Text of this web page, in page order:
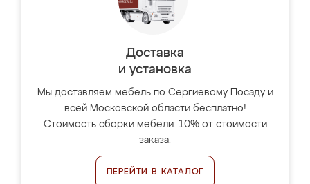
Доставка
и установка
Мы доставляем мебель по Сергиевому Посаду и
всей Московской области бесплатно!
Стоимость сборки мебели: 10% от стоимости
заказа.
ПЕРЕЙТИ В КАТАЛОГ